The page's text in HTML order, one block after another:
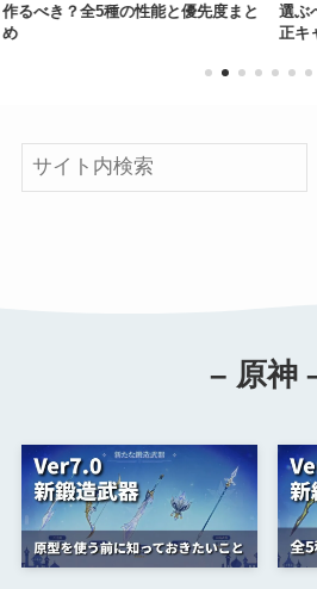
性能と優先度まと
選ぶべき？おすすめ交
検
索
– 原神